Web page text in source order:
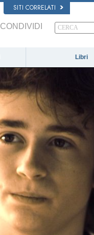
SITI CORRELATI
CONDIVIDI
Libri